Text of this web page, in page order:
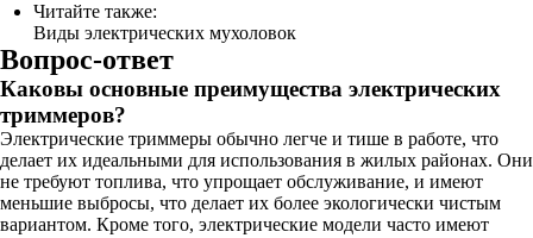
Читайте также:
Виды электрических мухоловок
Вопрос-ответ
Каковы основные преимущества электрических
триммеров?
Электрические триммеры обычно легче и тише в работе, что
делает их идеальными для использования в жилых районах. Они
не требуют топлива, что упрощает обслуживание, и имеют
меньшие выбросы, что делает их более экологически чистым
вариантом. Кроме того, электрические модели часто имеют